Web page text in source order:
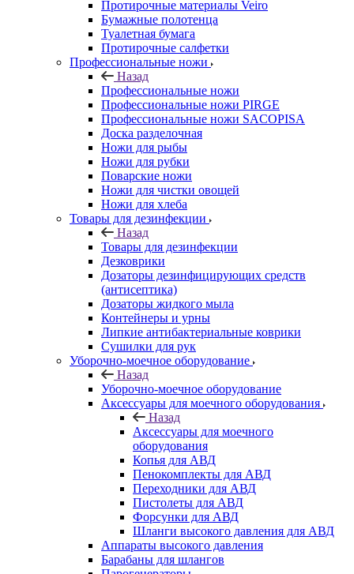
Протирочные материалы Veiro
Бумажные полотенца
Туалетная бумага
Протирочные салфетки
Профессиональные ножи
Назад
Профессиональные ножи
Профессиональные ножи PIRGE
Профессиональные ножи SACOPISA
Доска разделочная
Ножи для рыбы
Ножи для рубки
Поварские ножи
Ножи для чистки овощей
Ножи для хлеба
Товары для дезинфекции
Назад
Товары для дезинфекции
Дезковрики
Дозаторы дезинфицирующих средств
(антисептика)
Дозаторы жидкого мыла
Контейнеры и урны
Липкие антибактериальные коврики
Сушилки для рук
Уборочно-моечное оборудование
Назад
Уборочно-моечное оборудование
Аксессуары для моечного оборудования
Назад
Аксессуары для моечного
оборудования
Копья для АВД
Пенокомплекты для АВД
Переходники для АВД
Пистолеты для АВД
Форсунки для АВД
Шланги высокого давления для АВД
Аппараты высокого давления
Барабаны для шлангов